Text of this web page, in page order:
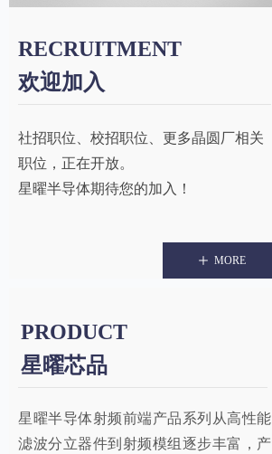
PRODUCT
星曜芯品
星曜半导体射频前端产品系列从高性能
滤波分立器件到射频模组逐步丰富，产
RECRUITMENT
欢迎加入
ꄸ MORE
社招职位、校招职位、更多晶圆厂相关
职位，正在开放。
星曜半导体期待您的加入！